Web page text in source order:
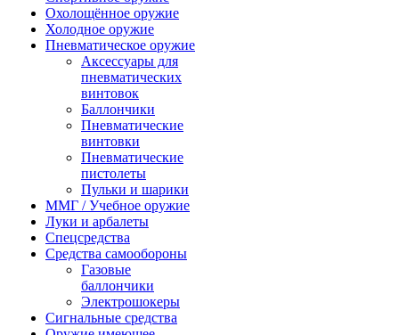
Охолощённое оружие
Холодное оружие
Пневматическое оружие
Аксессуары для
пневматических
винтовок
Баллончики
Пневматические
винтовки
Пневматические
пистолеты
Пульки и шарики
ММГ / Учебное оружие
Луки и арбалеты
Спецсредства
Средства самообороны
Газовые
баллончики
Электрошокеры
Сигнальные средства